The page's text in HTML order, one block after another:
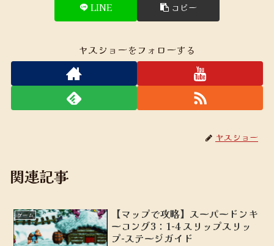
LINE コピー
ヤスショーをフォローする
ヤスショー
関連記事
ゲーム
【マップで攻略】スーパードンキ
ーコング3：1-4 スリップスリッ
プ-ステージガイド